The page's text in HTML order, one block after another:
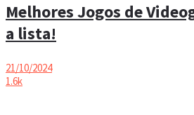
Melhores Jogos de
a lista!
21/10/2024
1.6k